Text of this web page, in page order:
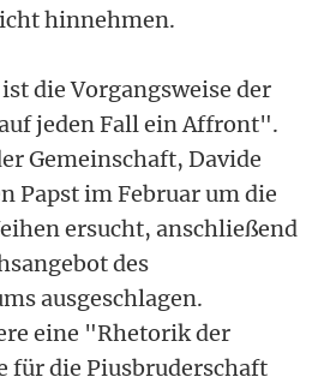
hinnehmen.
die Vorgangsweise der
jeden Fall ein Affront".
Gemeinschaft, Davide
Papst im Februar um die
ersucht, anschließend
des
ausgeschlagen.
eine "Rhetorik der
die Piusbruderschaft